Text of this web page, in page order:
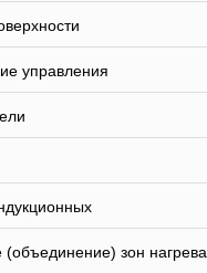
управления
зон нагрева